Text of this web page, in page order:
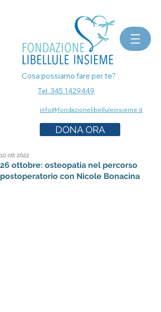
Cosa possiamo fare per te?
Tel. 345 1429449
info@fondazionelibelluleinsieme.it
DONA ORA
26 ottobre: osteopatia nel percorso
postoperatorio con Nicole Bonacina
10 ott 2022